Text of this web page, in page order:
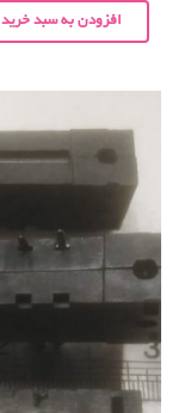
افزودن به سبد خرید